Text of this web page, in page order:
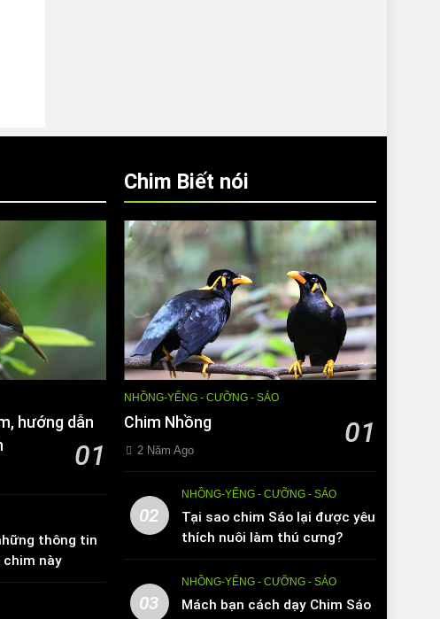
hướng dẫn
01
thông tin
chim này
Chim Biết nói
NHỒNG-YỂNG - CƯỠNG - SÁO
Chim Nhồng 01
2 Năm Ago
02
NHỒNG-YỂNG - CƯỠNG - SÁO
Tại sao chim Sáo lại được yêu
thích nuôi làm thú cưng?
03
NHỒNG-YỂNG - CƯỠNG - SÁO
Mách bạn cách dạy Chim Sáo